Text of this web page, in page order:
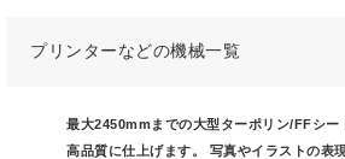
プリンターなどの機械一覧
最大2450mmまでの大型ターポリン/FFシー
高品質に仕上げます。 写真やイラストの表